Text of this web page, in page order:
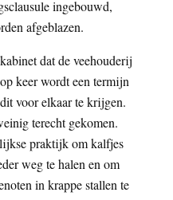
ingebouwd,
afgeblazen.
dat de veehouderij
keer wordt een termijn
voor elkaar te krijgen.
terecht gekomen.
praktijk om kalfjes
weg te halen en om
in krappe stallen te